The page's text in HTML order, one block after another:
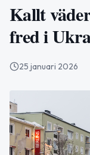
Kallt
fred i
25 januari 2026